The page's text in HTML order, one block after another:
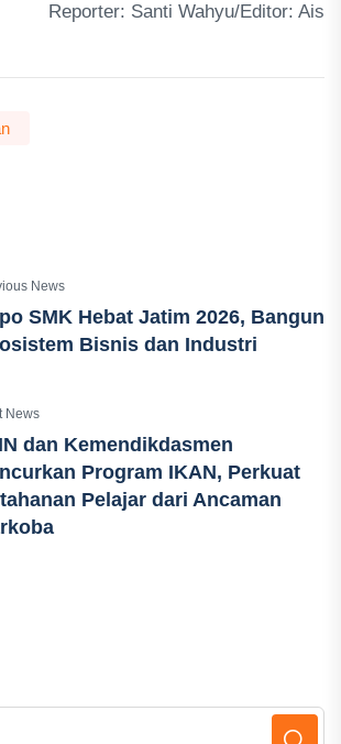
Reporter: Santi Wahyu/Editor: Ais
News
SMK Hebat Jatim 2026, Bangun
Bisnis dan Industri
News
dan Kemendikdasmen
Program IKAN, Perkuat
Pelajar dari Ancaman